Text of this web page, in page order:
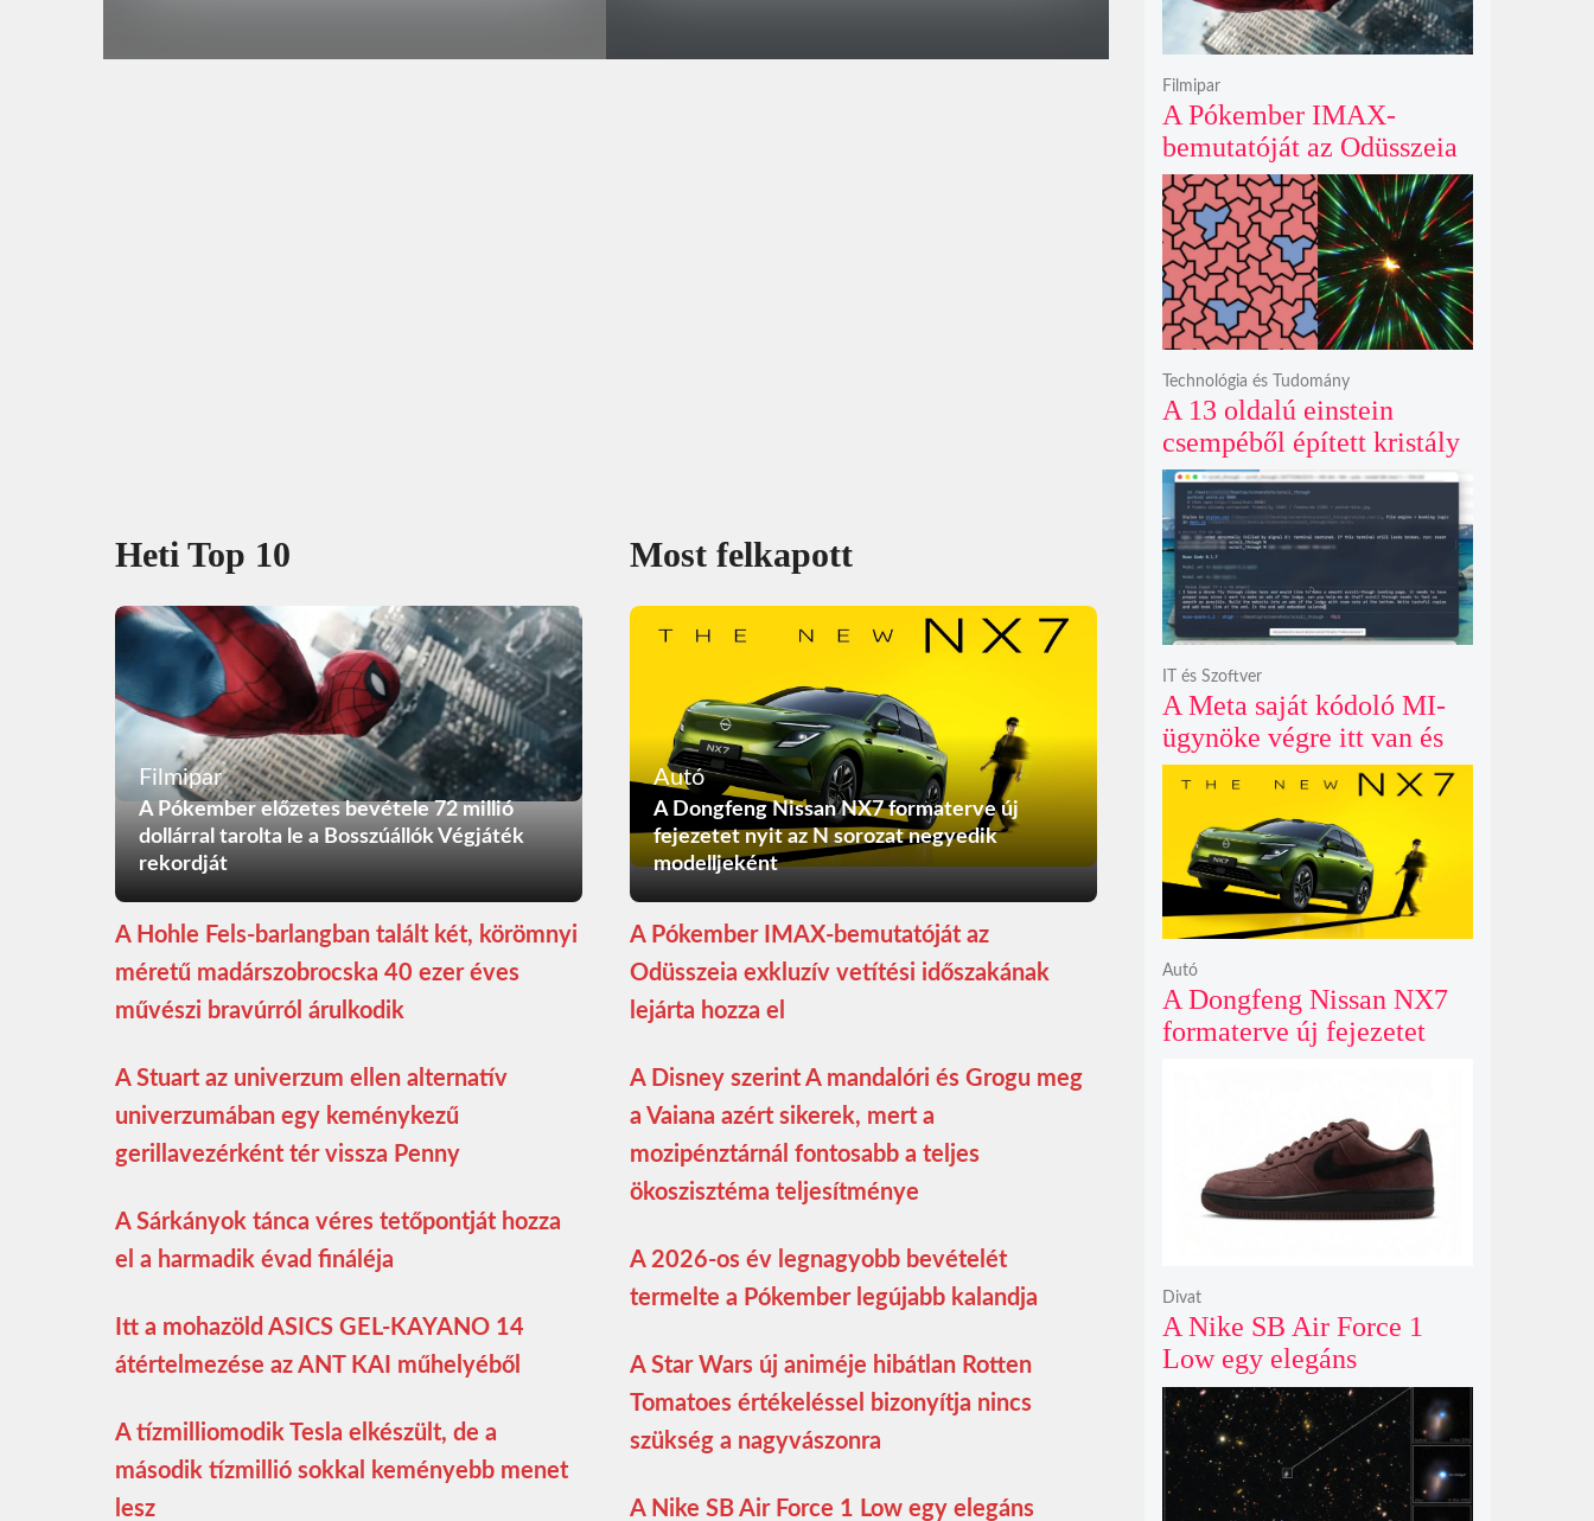
Heti Top 10
Filmipar
A Pókember előzetes bevétele 72 millió
dollárral tarolta le a Bosszúállók Végjáték
rekordját
A Hohle Fels-barlangban talált két, körömnyi
méretű madárszobrocska 40 ezer éves
művészi bravúrról árulkodik
A Stuart az univerzum ellen alternatív
univerzumában egy keménykezű
gerillavezérként tér vissza Penny
A Sárkányok tánca véres tetőpontját hozza
el a harmadik évad fináléja
Itt a mohazöld ASICS GEL-KAYANO 14
átértelmezése az ANT KAI műhelyéből
A tízmilliomodik Tesla elkészült, de a
második tízmillió sokkal keményebb menet
lesz
Most felkapott
Autó
A Dongfeng Nissan NX7 formaterve új
fejezetet nyit az N sorozat negyedik
modelljeként
A Pókember IMAX-bemutatóját az
Odüsszeia exkluzív vetítési időszakának
lejárta hozza el
A Disney szerint A mandalóri és Grogu meg
a Vaiana azért sikerek, mert a
mozipénztárnál fontosabb a teljes
ökoszisztéma teljesítménye
A 2026-os év legnagyobb bevételét
termelte a Pókember legújabb kalandja
A Star Wars új animéje hibátlan Rotten
Tomatoes értékeléssel bizonyítja nincs
szükség a nagyvászonra
A Nike SB Air Force 1 Low egy elegáns
A Pókember IMAX-
bemutatóját az Odüsszeia
exkluzív vetítési
időszakának lejárta hozza
el
Filmipar
A 13 oldalú einstein
csempéből épített kristály
példátlanul forgó
csillagmintát vetít a fény
polarizációjától függően
Technológia és Tudomány
A Meta saját kódoló MI-
ügynöke végre itt van és
nem fél belenyúlni a
IT és Szoftver
A Dongfeng Nissan NX7
formaterve új fejezetet
Autó
A Nike SB Air Force 1
Low egy elegáns
világosbarna
színváltozatban bukkant
fel újra
Divat